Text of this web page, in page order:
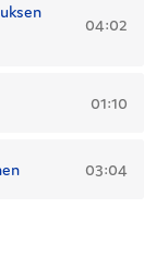
04:02
01:10
03:04